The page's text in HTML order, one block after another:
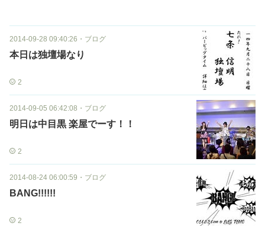
2014-09-28 09:40:26 ・ ブログ
本日は独壇場なり
2
2014-09-05 06:42:08 ・ ブログ
明日は中目黒 楽屋でーす！！
2
2014-08-24 06:00:59 ・ ブログ
BANG!!!!!!
2